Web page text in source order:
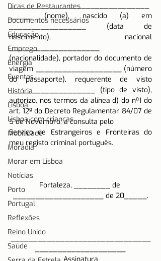
Dicas de Restaurantes
Documentos necessários
Educação
Emprego
Energia
Eventos
História
Lisboa
Lisboa com crianças
Mobilidade
Moradia
Morar em Lisboa
Notícias
Porto
Portugal
Reflexões
Reino Unido
Saúde
_______________________________
_____ (nome), nascido (a) em
_________________ (data de
nascimento), nacional
____________________
(nacionalidade), portador do documento de
viagem ___________________ (número
do passaporte), requerente de visto
___________________ (tipo de visto),
autorizo, nos termos da alínea d) do nº1 do
art. 12º do Decreto Regulamentar 84/07 de
5 de Novembro, a consulta pelo
Serviço de Estrangeiros e Fronteiras do
meu registo criminal português.
Fortaleza, ________ de
____________________ de 20_____.